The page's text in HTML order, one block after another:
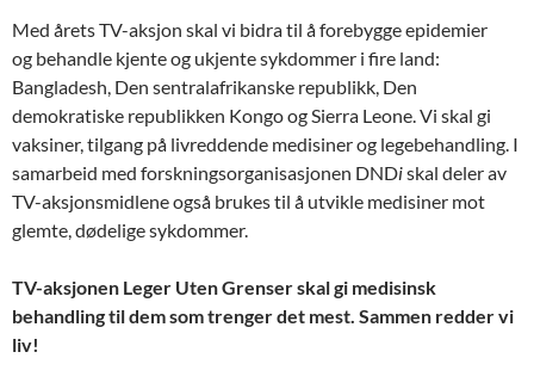
Med årets TV-aksjon skal vi bidra til å forebygge epidemier
og behandle kjente og ukjente sykdommer i fire land:
Bangladesh, Den sentralafrikanske republikk, Den
demokratiske republikken Kongo og Sierra Leone. Vi skal gi
vaksiner, tilgang på livreddende medisiner og legebehandling. I
samarbeid med forskningsorganisasjonen DNDiskal deler av
TV-aksjonsmidlene også brukes til å utvikle medisiner mot
glemte, dødelige sykdommer.
TV-aksjonen Leger Uten Grenser skal gi medisinsk
behandling til dem som trenger det mest. Sammen redder vi
liv!